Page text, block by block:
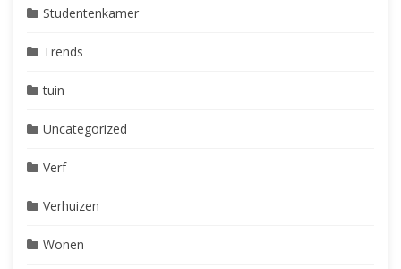
Studentenkamer
Trends
tuin
Uncategorized
Verf
Verhuizen
Wonen